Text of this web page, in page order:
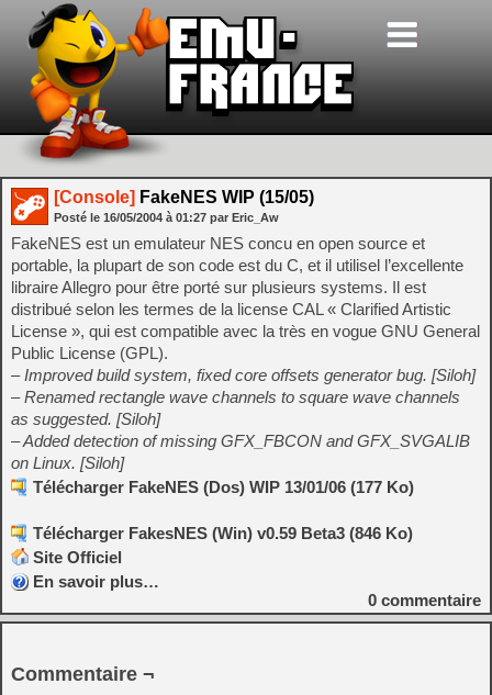
[Console] FakeNES WIP (15/05)
Posté le 16/05/2004 à 01:27 par Eric_Aw
FakeNES est un emulateur NES concu en open source et
portable, la plupart de son code est du C, et il utilisel l’excellente
libraire Allegro pour être porté sur plusieurs systems. Il est
distribué selon les termes de la license CAL « Clarified Artistic
License », qui est compatible avec la très en vogue GNU General
Public License (GPL).
– Improved build system, fixed core offsets generator bug. [Siloh]
– Renamed rectangle wave channels to square wave channels
as suggested. [Siloh]
– Added detection of missing GFX_FBCON and GFX_SVGALIB
on Linux. [Siloh]
Télécharger FakeNES (Dos) WIP 13/01/06 (177 Ko)
Télécharger FakesNES (Win) v0.59 Beta3 (846 Ko)
Site Officiel
En savoir plus…
0 commentaire
Commentaire ¬